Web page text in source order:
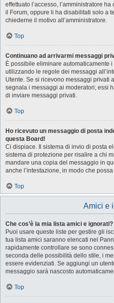
effettuato l’accesso, l’amministratore
il Forum, oppure li ha disabilitati solo a
chiederne il motivo all’amministratore.
Top
Continuano ad arrivarmi messaggi
È possibile eliminare automaticamente
utilizzando le regole dei messaggi
Utente. Se si ricevono messaggi privati
segnala i messaggi ai moderatori; essi
di inviare messaggi privati​​.
Top
Ho ricevuto un messaggio di posta
questa Board!
Ci dispiace. Il sistema di invio di posta
sistema di protezione per risalire a chi
mandare una copia del messaggio in
anche l’intestazione, in modo che
Top
Amici e
Che cos’è la mia lista amici e ignorati?
Puoi usare queste liste per gestire gli
tua lista amici saranno elencati nel
rapidamente controllare se sono
seconda delle possibilità dello stile, i
essere evidenziati. Se aggiungi un
messaggio sarà nascosto
Top